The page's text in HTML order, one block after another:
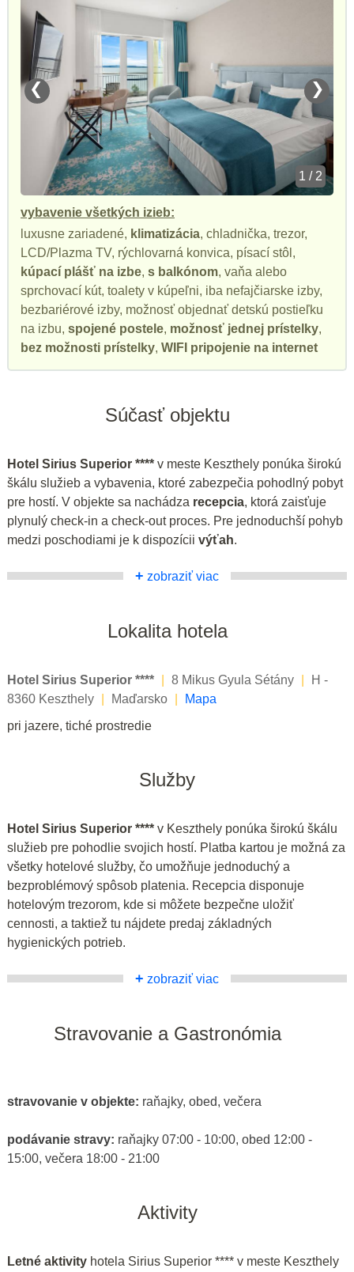
❮ ❯
1 / 2
vybavenie všetkých izieb:
luxusne zariadené, klimatizácia, chladnička, trezor,
LCD/Plazma TV, rýchlovarná konvica, písací stôl,
kúpací plášť na izbe, s balkónom, vaňa alebo
sprchovací kút, toalety v kúpeľni, iba nefajčiarske izby,
bezbariérové izby, možnosť objednať detskú postieľku
na izbu, spojené postele, možnosť jednej prístelky,
bez možnosti prístelky, WIFI pripojenie na internet
Súčasť objektu
Hotel Sirius Superior **** v meste Keszthely ponúka širokú
škálu služieb a vybavenia, ktoré zabezpečia pohodlný pobyt
pre hostí. V objekte sa nachádza recepcia, ktorá zaisťuje
plynulý check-in a check-out proces. Pre jednoduchší pohyb
medzi poschodiami je k dispozícii výťah.
+ zobraziť viac
Lokalita hotela
Hotel Sirius Superior **** 8 Mikus Gyula Sétány
H -
8360 Keszthely
Maďarsko
Mapa
pri jazere, tiché prostredie
Služby
Hotel Sirius Superior **** v Keszthely ponúka širokú škálu
služieb pre pohodlie svojich hostí. Platba kartou je možná za
všetky hotelové služby, čo umožňuje jednoduchý a
bezproblémový spôsob platenia. Recepcia disponuje
hotelovým trezorom, kde si môžete bezpečne uložiť
cennosti, a taktiež tu nájdete predaj základných
hygienických potrieb.
+ zobraziť viac
Stravovanie a Gastronómia
stravovanie v objekte: raňajky, obed, večera
podávanie stravy: raňajky 07:00 - 10:00, obed 12:00 -
15:00, večera 18:00 - 21:00
Aktivity
Letné aktivity hotela Sirius Superior **** v meste Keszthely